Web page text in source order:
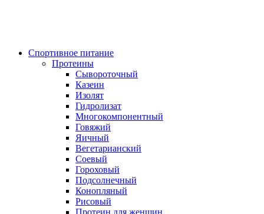
Спортивное питание
Протеины
Сывороточный
Казеин
Изолят
Гидролизат
Многокомпонентный
Говяжий
Яичный
Вегетарианский
Соевый
Гороховый
Подсолнечный
Конопляный
Рисовый